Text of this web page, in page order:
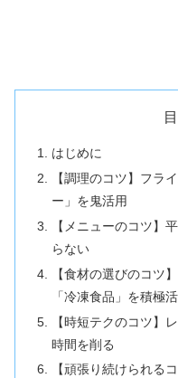
はじめに
【調理のコツ】フラ
ー」を鬼活用
【メニューのコツ】
らない
【食材の選びのコツ
「冷凍食品」を積極
【時短テクのコツ】
時間を削る
【頑張り続けられる